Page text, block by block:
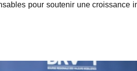
pour soutenir une croissance